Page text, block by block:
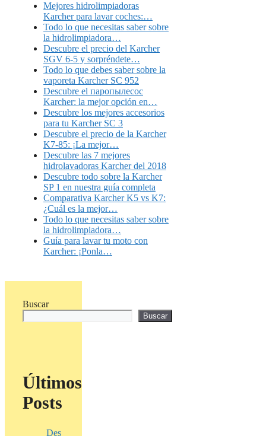
Mejores hidrolimpiadoras
Karcher para lavar coches:…
Todo lo que necesitas saber sobre
la hidrolimpiadora…
Descubre el precio del Karcher
SGV 6-5 y sorpréndete…
Todo lo que debes saber sobre la
vaporeta Karcher SC 952
Descubre el паропылесос
Karcher: la mejor opción en…
Descubre los mejores accesorios
para tu Karcher SC 3
Descubre el precio de la Karcher
K7-85: ¡La mejor…
Descubre las 7 mejores
hidrolavadoras Karcher del 2018
Descubre todo sobre la Karcher
SP 1 en nuestra guía completa
Comparativa Karcher K5 vs K7:
¿Cuál es la mejor…
Todo lo que necesitas saber sobre
la hidrolimpiadora…
Guía para lavar tu moto con
Karcher: ¡Ponla…
Buscar
Buscar
Últimos
Posts
Des